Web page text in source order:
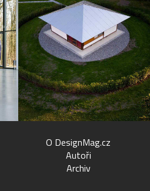
O DesignMag.cz
Autoři
Archiv